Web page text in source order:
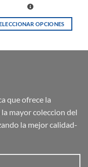
OPCIONES
opciones
se
elegir
que ofrece la
mayor coleccion del
la mejor calidad-